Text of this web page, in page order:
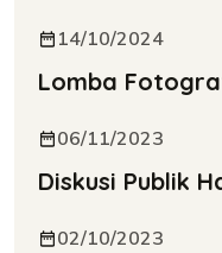
14/10/2024
Lomba
06/11/2023
Diskusi Publik
02/10/2023